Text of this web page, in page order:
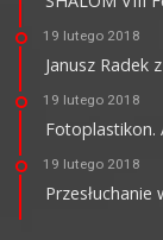
19 lutego 2018
Janusz Radek
19 lutego 2018
Fotoplastikon.
19 lutego 2018
Przesłuchanie